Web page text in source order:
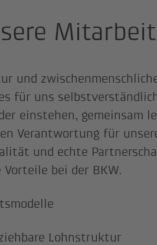
und
für uns
einstehen, gemeinsam
Verantwortung für
und echte
bei der BKW.
Lohnstruktur